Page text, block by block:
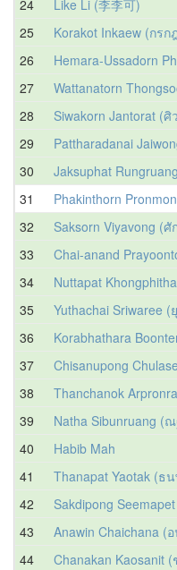
24
Like Li (李李可)
25
Korakot Inkaew (กร
26
Hemara-Ussadorn
27
Wattanatorn
28
Siwakorn Jantorat (
29
Pattharadanai
30
Jaksuphat
31
Phakinthorn
32
Saksorn Viyavong (
33
Chai-anand
34
Nuttapat
35
Yuthachai Sriwaree
36
Korabhathara
37
Chisanupong
38
Thanchanok
39
Natha Sibunruang (
40
Habib Mah
41
Thanapat Yaotak (ธ
42
Sakdipong
43
Anawin Chaichana (
44
Chanakan Kaosanit